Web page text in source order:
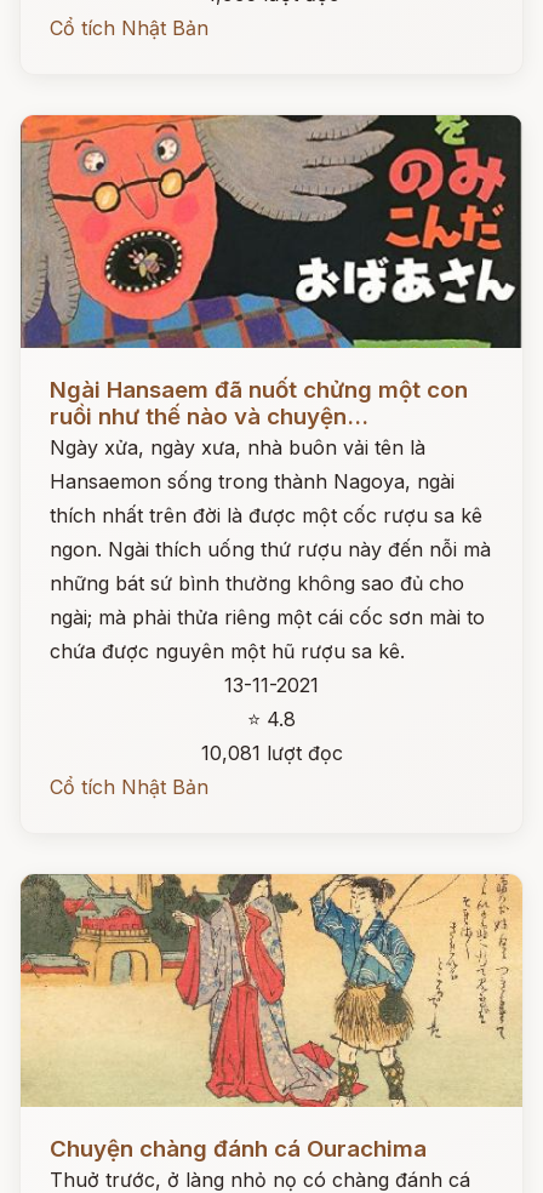
Cổ tích Nhật Bản
Ngài Hansaem đã nuốt chửng một con
ruồi như thế nào và chuyện...
Ngày xửa, ngày xưa, nhà buôn vải tên là
Hansaemon sống trong thành Nagoya, ngài
thích nhất trên đời là được một cốc rượu sa kê
ngon. Ngài thích uống thứ rượu này đến nỗi mà
những bát sứ bình thường không sao đủ cho
ngài; mà phải thửa riêng một cái cốc sơn mài to
chứa được nguyên một hũ rượu sa kê.
13-11-2021
⭐ 4.8
10,081 lượt đọc
Cổ tích Nhật Bản
Chuyện chàng đánh cá Ourachima
Thuở trước, ở làng nhỏ nọ có chàng đánh cá